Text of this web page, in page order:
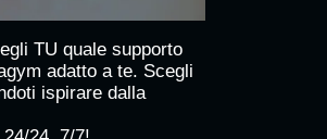
TU quale supporto
adatto a te. Scegli
ispirare dalla